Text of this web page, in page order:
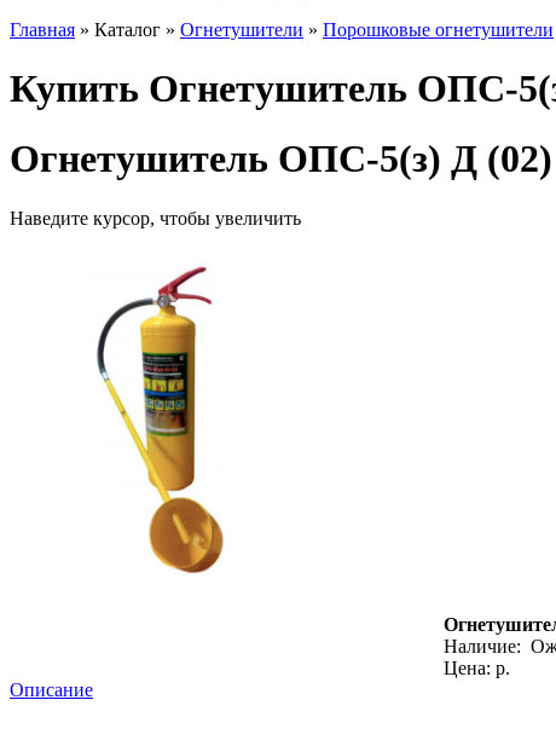
Главная » Каталог » Огнетушители » Порошковые огнетушители
Купить Огнетушитель ОПС-
Огнетушитель ОПС-5(з) Д (02)
Наведите курсор, чтобы увеличить
Наличие:
Цена: р.
Описание